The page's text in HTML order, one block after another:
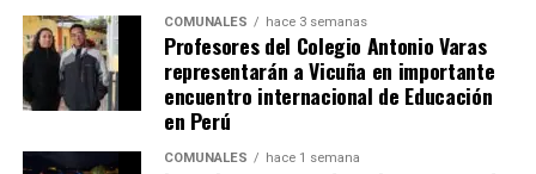
COMUNALES hace 3 semanas
Profesores del Colegio Antonio Varas
representarán a Vicuña en importante
encuentro internacional de Educación
en Perú
COMUNALES hace 1 semana